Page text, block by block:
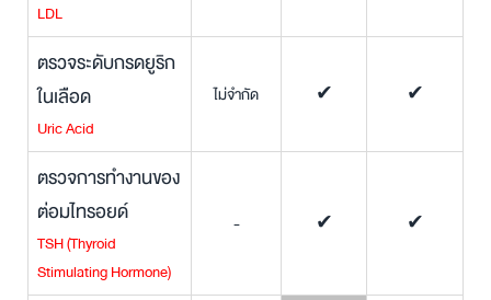
LDL
ตรวจระดับกรดยูริก
ในเลือด
Uric Acid
ไม่จำกัด ✔ ✔
ตรวจการทำงานของ
ต่อมไทรอยด์
TSH (Thyroid
Stimulating Hormone)
- ✔ ✔